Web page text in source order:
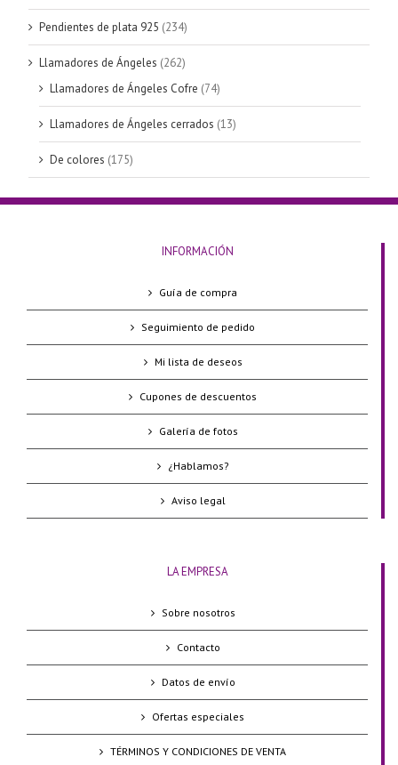
Pendientes de plata 925 (234)
Llamadores de Ángeles (262)
Llamadores de Ángeles Cofre (74)
Llamadores de Ángeles cerrados (13)
De colores (175)
INFORMACIÓN
Guía de compra
Seguimiento de pedido
Mi lista de deseos
Cupones de descuentos
Galería de fotos
¿Hablamos?
Aviso legal
LA EMPRESA
Sobre nosotros
Contacto
Datos de envío
Ofertas especiales
TÉRMINOS Y CONDICIONES DE VENTA